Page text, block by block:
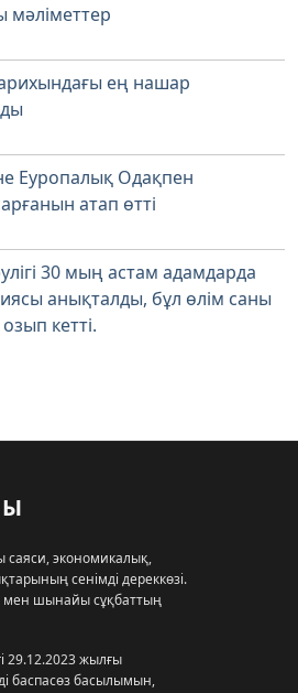
мәліметтер
ең нашар
Еуропалық Одақпен
атап өтті
30 мың астам адамдарда
анықталды, бұл өлім саны
кетті.
саяси, экономикалық,
сенімді дереккөзі.
мен шынайы сұқбаттың
29.12.2023 жылғы
баспасөз басылымын,